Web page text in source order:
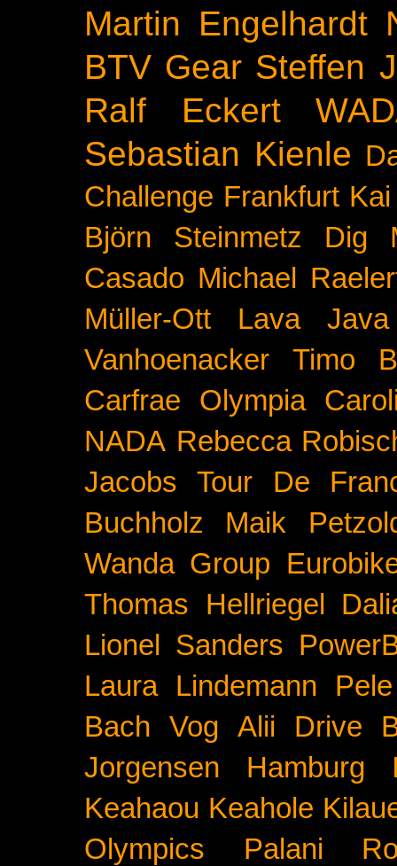
Martin Engelhardt
BTV Gear Steffen
Ralf Eckert
Sebastian Kienle
Challenge Frankfurt
Björn Steinmetz
Dig
Casado Michael
Müller-Ott
Lava Java
Vanhoenacker
Timo
Carfrae
Olympia
NADA Rebecca
Jacobs
Tour De
Buchholz
Maik
Wanda Group
Thomas Hellriegel
Lionel Sanders
Laura Lindemann
Pele
Bach Vog Alii Drive
Jorgensen
Hamburg
Keahaou Keahole
Olympics
Palani